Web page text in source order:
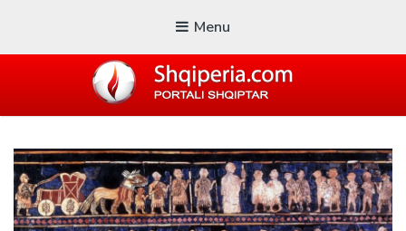
Menu
Blogu i ShqiperiaCom